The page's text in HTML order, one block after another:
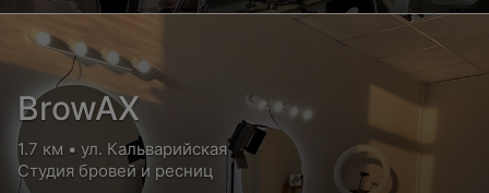
Цена по запросу
Укладка гафре (прикорневая)
Цена по запросу
BrowAX
1.7 км • ул. Кальварийская
Студия бровей и ресниц